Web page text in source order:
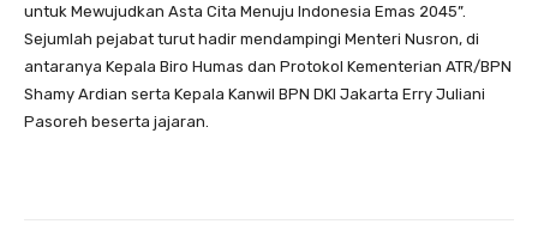
untuk Mewujudkan Asta Cita Menuju Indonesia Emas 2045”.
Sejumlah pejabat turut hadir mendampingi Menteri Nusron, di
antaranya Kepala Biro Humas dan Protokol Kementerian ATR/BPN
Shamy Ardian serta Kepala Kanwil BPN DKI Jakarta Erry Juliani
Pasoreh beserta jajaran.